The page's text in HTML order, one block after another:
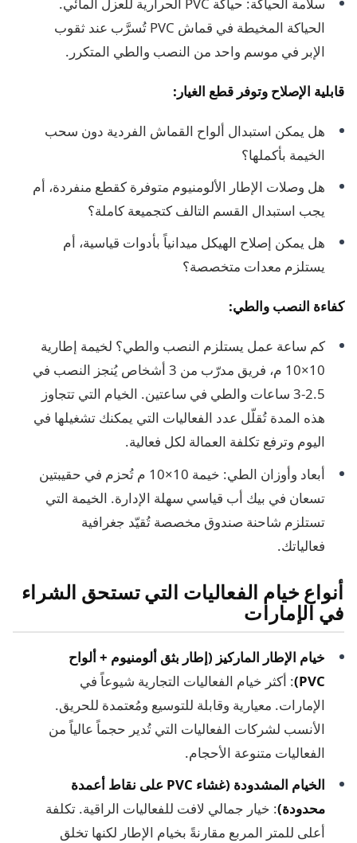
الحياكة المخيطة في قماش PVC تُسرَّب عند ثقوب
الإبر في موسم واحد من النصب والطي المتكرر.
قابلية الإصلاح وتوفر قطع الغيار:
هل يمكن استبدال ألواح القماش الفردية دون سحب
الخيمة بأكملها؟
هل وصلات الإطار الألومنيوم متوفرة كقطع منفردة، أم
يجب استبدال القسم التالف كتجميعة كاملة؟
هل يمكن إصلاح الهيكل ميدانياً بأدوات قياسية، أم
يستلزم معدات متخصصة؟
كفاءة النصب والطي:
كم ساعة عمل يستلزم النصب والطي؟ لخيمة إطارية
10×10 م، فريق مدرّب من 3 أشخاص يُنجز النصب في
2.5-3 ساعات والطي في ساعتين. الخيام التي تتجاوز
هذه المدة تُقلّل عدد الفعاليات التي يمكنك تشغيلها في
اليوم وترفع تكلفة العمالة لكل فعالية.
أبعاد وأوزان الطي: خيمة 10×10 م تُحزم في حقيبتين
تسعان في بيك أب قياسي سهلة الإدارة. الخيمة التي
تستلزم شاحنة صندوق مخصصة تُقيّد جغرافية
فعالياتك.
أنواع خيام الفعاليات التي تستحق الشراء
في الإمارات
خيام الإطار الماركيز (إطار بثق ألومنيوم + ألواح
PVC) : أكثر خيام الفعاليات التجارية شيوعاً في
الإمارات. معيارية وقابلة للتوسيع ومُعتمدة للحريق.
الأنسب لشركات الفعاليات التي تُدير حجماً عالياً من
الفعاليات متنوعة الأحجام.
الخيام المشدودة (غشاء PVC على نقاط أعمدة
محدودة): خيار جمالي لافت للفعاليات الراقية. تكلفة
أعلى للمتر المربع مقارنةً بخيام الإطار لكنها تخلق